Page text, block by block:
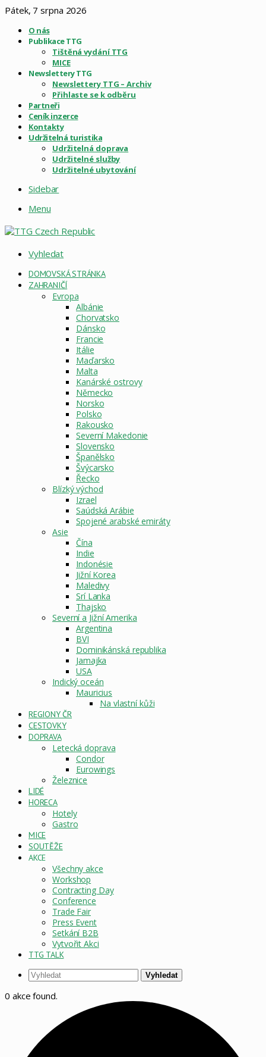
Pátek, 7 srpna 2026
O nás
Publikace TTG
Tištěná vydání TTG
MICE
Newslettery TTG
Newslettery TTG – Archiv
Přihlaste se k odběru
Partneři
Ceník inzerce
Kontakty
Udržitelná turistika
Udržitelná doprava
Udržitelné služby
Udržitelné ubytování
Sidebar
Menu
Vyhledat
DOMOVSKÁ STRÁNKA
ZAHRANIČÍ
Evropa
Albánie
Chorvatsko
Dánsko
Francie
Itálie
Maďarsko
Malta
Kanárské ostrovy
Německo
Norsko
Polsko
Rakousko
Severní Makedonie
Slovensko
Španělsko
Švýcarsko
Řecko
Blízký východ
Izrael
Saúdská Arábie
Spojené arabské emiráty
Asie
Čína
Indie
Indonésie
Jižní Korea
Maledivy
Srí Lanka
Thajsko
Severní a Jižní Amerika
Argentina
BVI
Dominikánská republika
Jamajka
USA
Indický oceán
Mauricius
Na vlastní kůži
REGIONY ČR
CESTOVKY
DOPRAVA
Letecká doprava
Condor
Eurowings
Železnice
LIDÉ
HORECA
Hotely
Gastro
MICE
SOUTĚŽE
AKCE
Všechny akce
Workshop
Contracting Day
Conference
Trade Fair
Press Event
Setkání B2B
Vytvořit Akci
TTG TALK
Vyhledat
0 akce found.